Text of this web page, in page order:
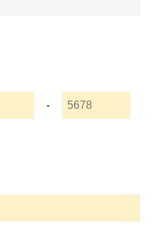
-